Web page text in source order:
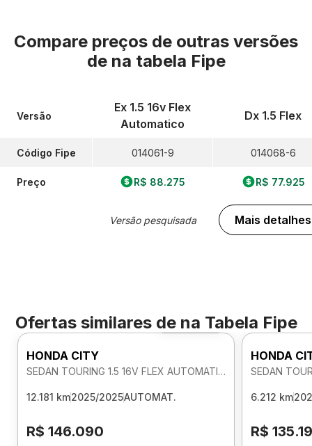
Compare preços de outras versões
de na tabela Fipe
Versão
Código Fipe
Preço
Ex 1.5 16v Flex
Automatico
014061-9
R$ 88.275
Versão pesquisada
Dx 1.5 Flex
014068-6
R$ 77.925
Mais detalhes
Ofertas similares de na Tabela Fipe
Foto 360º
HONDA CITY
SEDAN TOURING 1.5 16V FLEX AUTOMATICO
12.181 km2025/2025AUTOMAT.
R$ 146.090
HONDA
6.212 km
R$